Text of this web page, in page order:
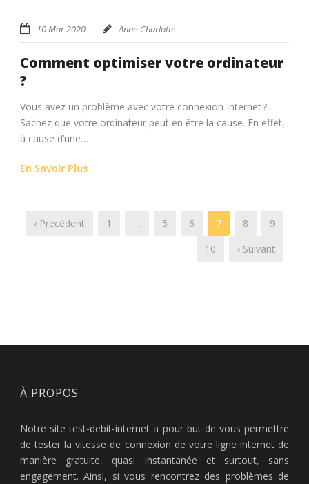
10 Mar 2020 Anne-Charlotte
Comment optimiser votre ordinateur
?
Vous avez un problème avec votre connexion Internet ?
Sachez que votre ordinateur peut en être la cause. En effet,
à cause d’une…
En Savoir Plus
‹ Précédent 1 … 5 6 7 8
9
10
› Suivant
À PROPOS
Notre site test-debit-internet a pour but de vous permettre
de tester la vitesse de connexion de votre ligne internet de
manière gratuite, quasi instantanée et surtout, sans
engagement. Ainsi, si vous rencontrez des problèmes de